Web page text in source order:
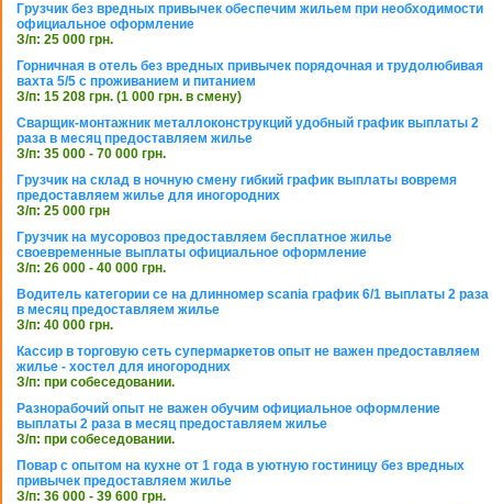
Грузчик без вредных привычек обеспечим жильем при необходимости
официальное оформление
З/п: 25 000 грн.
Горничная в отель без вредных привычек порядочная и трудолюбивая
вахта 5/5 с проживанием и питанием
З/п: 15 208 грн. (1 000 грн. в смену)
Сварщик-монтажник металлоконструкций удобный график выплаты 2
раза в месяц предоставляем жилье
З/п: 35 000 - 70 000 грн.
Грузчик на склад в ночную смену гибкий график выплаты вовремя
предоставляем жилье для иногородних
З/п: 25 000 грн
Грузчик на мусоровоз предоставляем бесплатное жилье
своевременные выплаты официальное оформление
З/п: 26 000 - 40 000 грн.
Водитель категории се на длинномер scania график 6/1 выплаты 2 раза
в месяц предоставляем жилье
З/п: 40 000 грн.
Кассир в торговую сеть супермаркетов опыт не важен предоставляем
жилье - хостел для иногородних
З/п: при собеседовании.
Разнорабочий опыт не важен обучим официальное оформление
выплаты 2 раза в месяц предоставляем жилье
З/п: при собеседовании.
Повар с опытом на кухне от 1 года в уютную гостиницу без вредных
привычек предоставляем жилье
З/п: 36 000 - 39 600 грн.